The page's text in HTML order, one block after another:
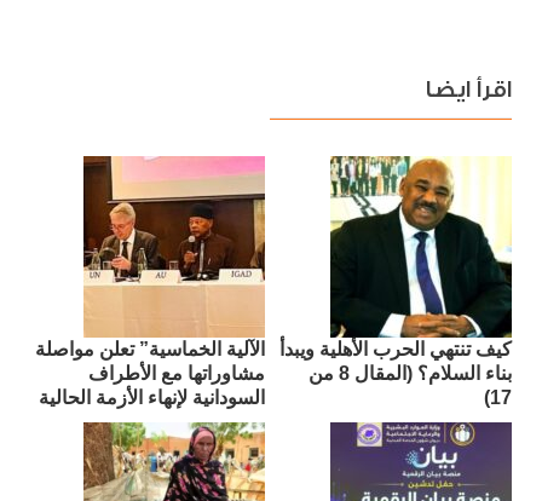
اقرأ ايضا
كيف تنتهي الحرب الأهلية ويبدأ
بناء السلام؟ (المقال 8 من
17)
الآلية الخماسية” تعلن مواصلة
مشاوراتها مع الأطراف
السودانية لإنهاء الأزمة الحالية